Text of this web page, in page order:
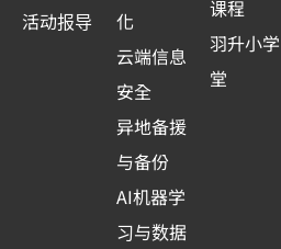
活动报导
化
云端信息
安全
异地备援
与备份
AI机器学
习与数据
课程
羽升小学
堂